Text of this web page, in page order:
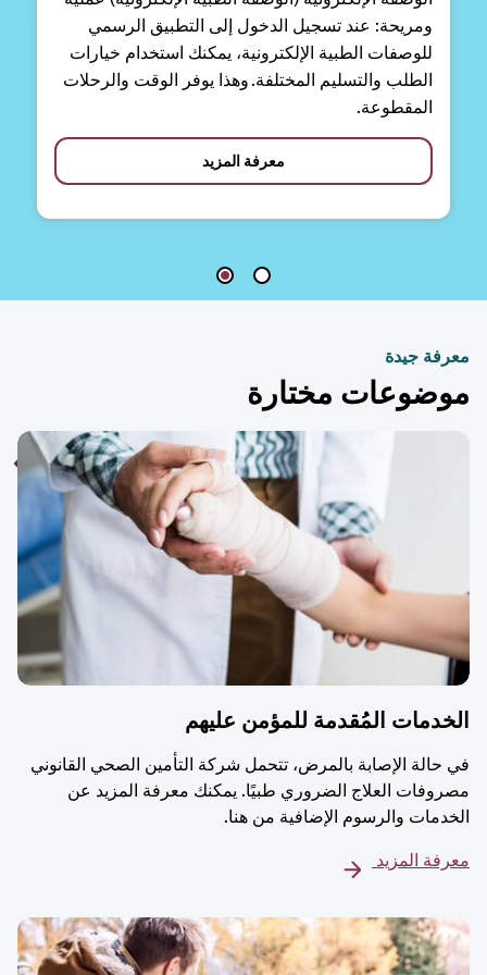
ومريحة: عند تسجيل الدخول إلى التطبيق الرسمي
للوصفات الطبية الإلكترونية، يمكنك استخدام خيارات
الطلب والتسليم المختلفة. وهذا يوفر الوقت والرحلات
المقطوعة.
معرفة المزيد
جيدة
مختارة
المُقدمة للمؤمن عليهم
الإصابة بالمرض، تتحمل شركة التأمين الصحي القانوني
العلاج الضروري طبيًا. يمكنك معرفة المزيد عن
والرسوم الإضافية من هنا.
المزيد